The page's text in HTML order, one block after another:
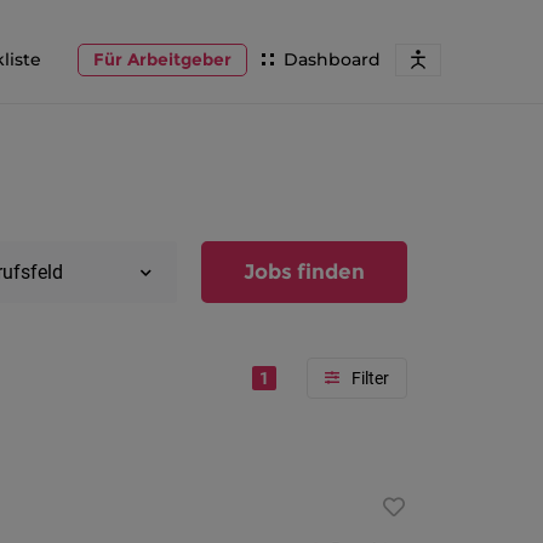
Dashboard
Für Arbeitgeber
Jobs finden
1